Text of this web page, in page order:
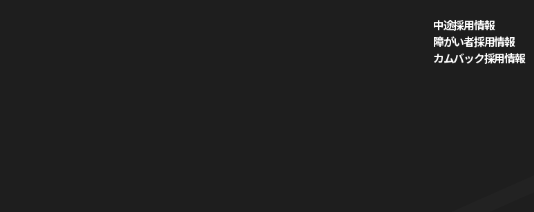
中途採用情報
障がい者採用情報
カムバック採用情報